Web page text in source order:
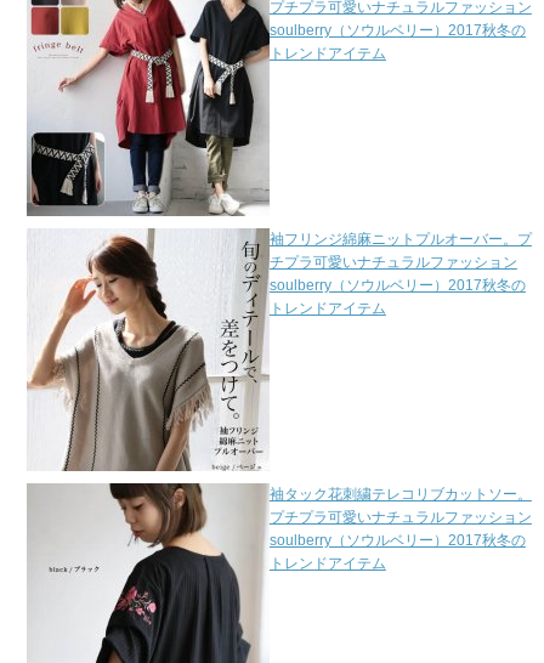
プチプラ可愛いナチュラルファッション
soulberry（ソウルベリー）2017秋冬の
トレンドアイテム
袖フリンジ綿麻ニットプルオーバー。プ
チプラ可愛いナチュラルファッション
soulberry（ソウルベリー）2017秋冬の
トレンドアイテム
袖タック花刺繍テレコリブカットソー。
プチプラ可愛いナチュラルファッション
soulberry（ソウルベリー）2017秋冬の
トレンドアイテム